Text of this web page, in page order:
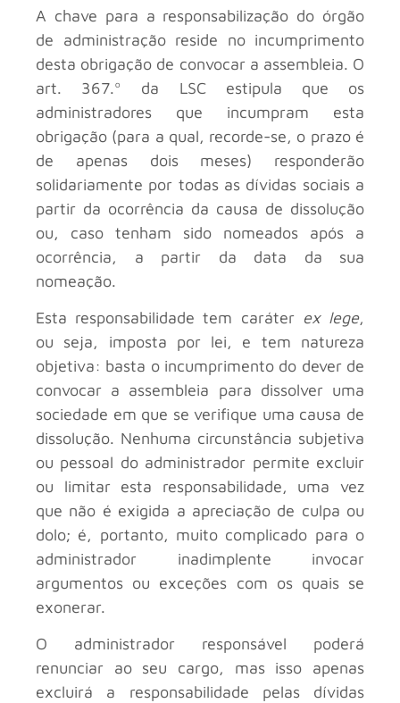
A chave para a responsabilização do órgão
de administração reside no incumprimento
desta obrigação de convocar a assembleia. O
art. 367.º da LSC estipula que os
administradores que incumpram esta
obrigação (para a qual, recorde-se, o prazo é
de apenas dois meses) responderão
solidariamente por todas as dívidas sociais a
partir da ocorrência da causa de dissolução
ou, caso tenham sido nomeados após a
ocorrência, a partir da data da sua
nomeação.
Esta responsabilidade tem caráter ex lege,
ou seja, imposta por lei, e tem natureza
objetiva: basta o incumprimento do dever de
convocar a assembleia para dissolver uma
sociedade em que se verifique uma causa de
dissolução. Nenhuma circunstância subjetiva
ou pessoal do administrador permite excluir
ou limitar esta responsabilidade, uma vez
que não é exigida a apreciação de culpa ou
dolo; é, portanto, muito complicado para o
administrador inadimplente invocar
argumentos ou exceções com os quais se
exonerar.
O administrador responsável poderá
renunciar ao seu cargo, mas isso apenas
excluirá a responsabilidade pelas dívidas